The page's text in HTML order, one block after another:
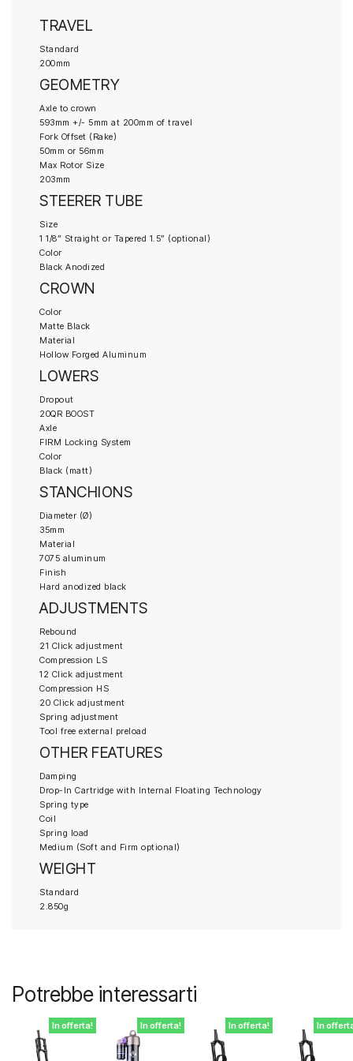
TRAVEL
Standard
200mm
GEOMETRY
Axle to crown
593mm +/- 5mm at 200mm of travel
Fork Offset (Rake)
50mm or 56mm
Max Rotor Size
203mm
STEERER TUBE
Size
1 1/8” Straight or Tapered 1.5” (optional)
Color
Black Anodized
CROWN
Color
Matte Black
Material
Hollow Forged Aluminum
LOWERS
Dropout
20QR BOOST
Axle
FIRM Locking System
Color
Black (matt)
STANCHIONS
Diameter (Ø)
35mm
Material
7075 aluminum
Finish
Hard anodized black
ADJUSTMENTS
Rebound
21 Click adjustment
Compression LS
12 Click adjustment
Compression HS
20 Click adjustment
Spring adjustment
Tool free external preload
OTHER FEATURES
Damping
Drop-In Cartridge with Internal Floating Technology
Spring type
Coil
Spring load
Medium (Soft and Firm optional)
WEIGHT
Standard
2.850g
Potrebbe interessarti
In offerta! In offerta! In offerta! In